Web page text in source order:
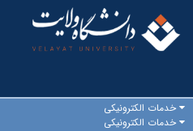
خدمات الکترونیکی
خدمات الکترونیکی